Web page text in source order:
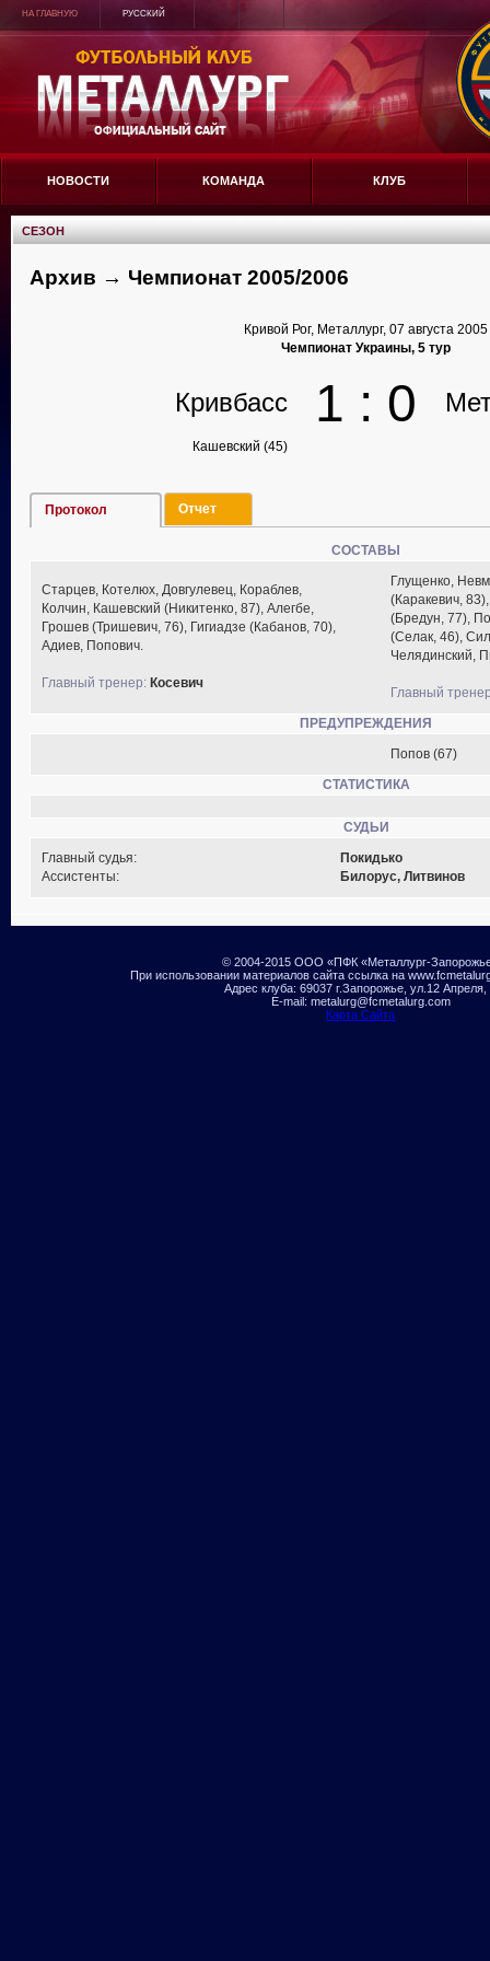
НА ГЛАВНУЮ РУССКИЙ
НОВОСТИ КОМАНДА КЛУБ
СЕЗОН
Архив → Чемпионат 2005/2006
Кривой Рог, Металлург, 07 августа 2005
Чемпионат Украины, 5 тур
Кривбасс 1 : 0
Кашевский (45)
Протокол Отчет
СОСТАВЫ
Старцев, Котелюх, Довгулевец, Кораблев,
Колчин, Кашевский (Никитенко, 87), Алегбе,
Грошев (Тришевич, 76), Гигиадзе (Кабанов, 70),
Адиев, Попович.
Главный тренер: Косевич
Глущенко,
(Каракевич,
(Бредун, 77),
(Селак, 46),
Челядинский,
Главный
ПРЕДУПРЕЖДЕНИЯ
Попов (67)
СТАТИСТИКА
СУДЬИ
Главный судья:
Ассистенты:
Покидько
Билорус, Литвинов
© 2004-2015 ООО «ПФК «Металлург-
При использовании материалов сайта ссылка на
Адрес клуба: 69037 г.Запорожье, ул.12 Апреля,
E-mail: metalurg@fcmetalurg.com
Карта Сайта